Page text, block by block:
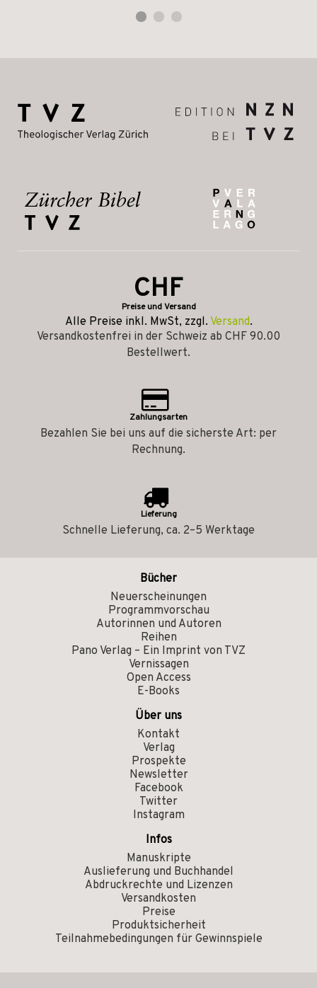
CHF
Preise und Versand
Alle Preise inkl. MwSt, zzgl. Versand.
Versandkostenfrei in der Schweiz ab CHF 90.00
Bestellwert.
Zahlungsarten
Bezahlen Sie bei uns auf die sicherste Art: per
Rechnung.
Lieferung
Schnelle Lieferung, ca. 2–5 Werktage
Bücher
Neuerscheinungen
Programmvorschau
Autorinnen und Autoren
Reihen
Pano Verlag – Ein Imprint von TVZ
Vernissagen
Open Access
E-Books
Über uns
Kontakt
Verlag
Prospekte
Newsletter
Facebook
Twitter
Instagram
Infos
Manuskripte
Auslieferung und Buchhandel
Abdruckrechte und Lizenzen
Versandkosten
Preise
Produktsicherheit
Teilnahmebedingungen für Gewinnspiele